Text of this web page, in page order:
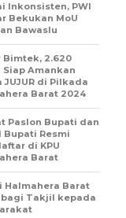
Inkonsisten, PWI
Bekukan MoU
Bawaslu
Bimtek, 2.620
Siap Amankan
JUJUR di Pilkada
Barat 2024
Paslon Bupati dan
Bupati Resmi
di KPU
Barat
Halmahera Barat
Takjil kepada